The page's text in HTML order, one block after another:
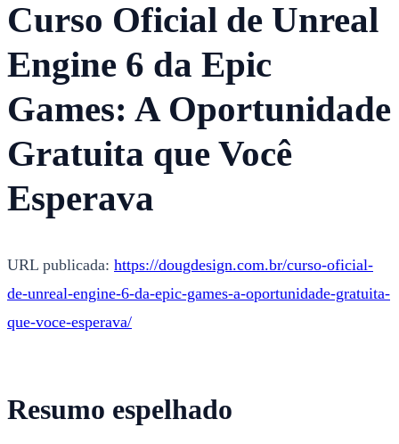
Curso Oficial de Unreal
Engine 6 da Epic
Games: A Oportunidade
Gratuita que Você
Esperava
URL publicada: https://dougdesign.com.br/curso-oficial-
de-unreal-engine-6-da-epic-games-a-oportunidade-gratuita-
que-voce-esperava/
Resumo espelhado